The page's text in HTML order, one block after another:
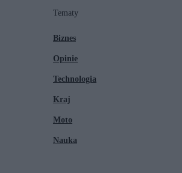
Tematy
Biznes
Opinie
Technologia
Kraj
Moto
Nauka